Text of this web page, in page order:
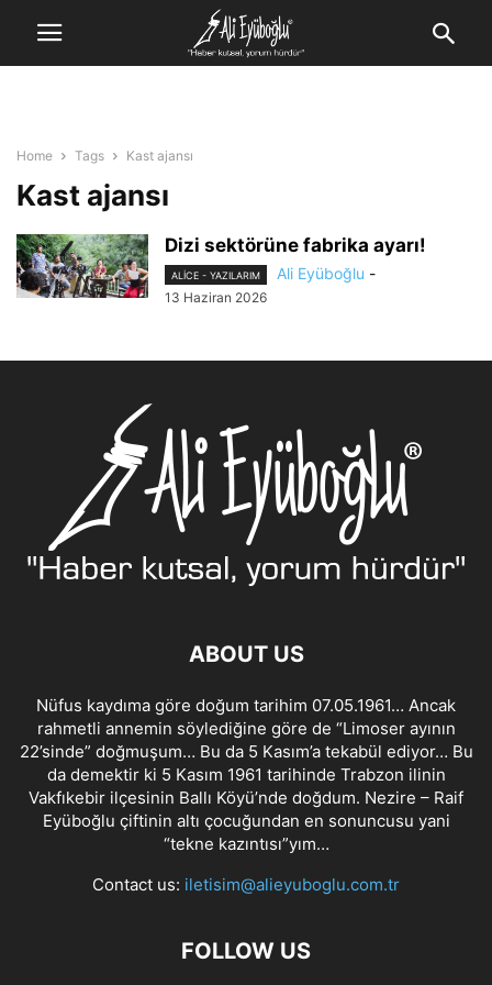
Home Tags Kast ajansı
Kast ajansı
Dizi sektörüne fabrika ayarı!
ALİCE - YAZILARIM Ali Eyüboğlu -
13 Haziran 2026
ABOUT US
Nüfus kaydıma göre doğum tarihim 07.05.1961… Ancak
rahmetli annemin söylediğine göre de “Limoser ayının
22’sinde” doğmuşum… Bu da 5 Kasım’a tekabül ediyor… Bu
da demektir ki 5 Kasım 1961 tarihinde Trabzon ilinin
Vakfıkebir ilçesinin Ballı Köyü’nde doğdum. Nezire – Raif
Eyüboğlu çiftinin altı çocuğundan en sonuncusu yani
“tekne kazıntısı”yım…
Contact us: iletisim@alieyuboglu.com.tr
FOLLOW US